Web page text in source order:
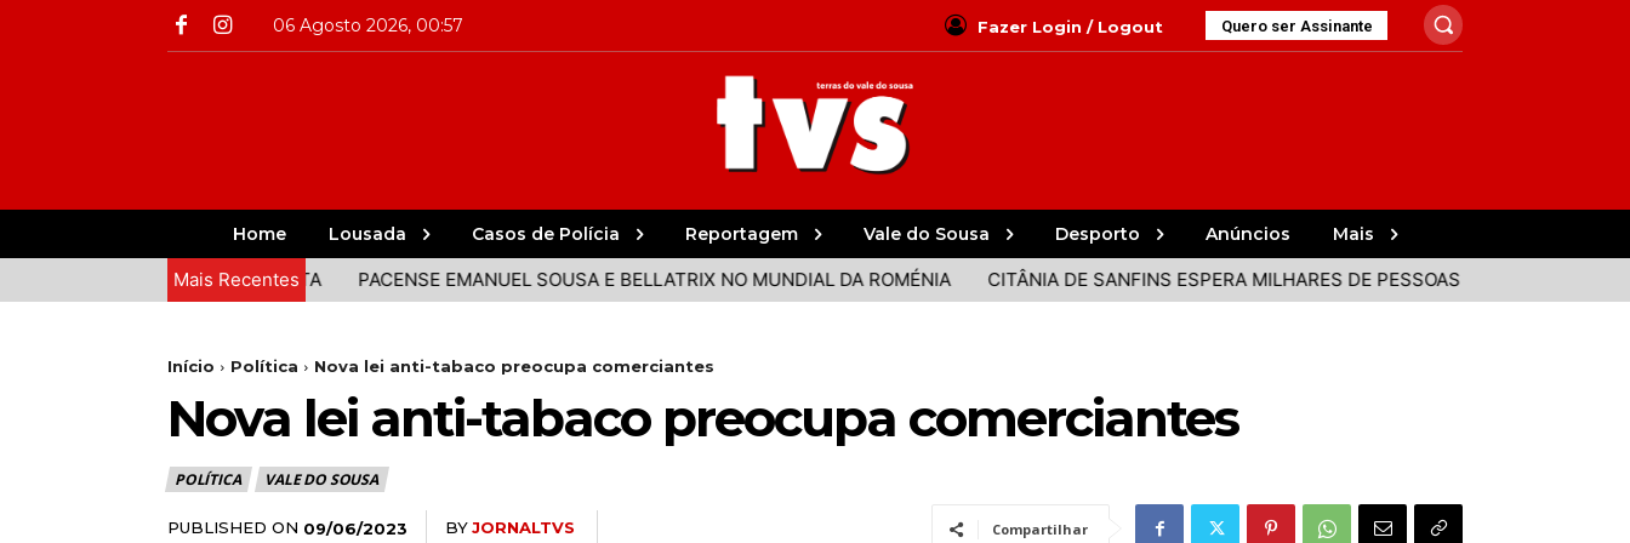
06 Agosto 2026, 00:57 Fazer Login / Logout Quero ser Assinante
Home Lousada Casos de Polícia Reportagem Vale do Sousa Desporto Anúncios Mais
Mais Recentes
NA VOLTA PACENSE EMANUEL SOUSA E BELLATRIX NO MUNDIAL DA ROMÉNIA CITÂNIA DE SANFINS ESPERA MILHARES DE PESSOAS EM DIA DE ECLIPSE SOLAR
Início Política Nova lei anti-tabaco preocupa comerciantes
Nova lei anti-tabaco preocupa comerciantes
POLÍTICA VALE DO SOUSA
PUBLISHED ON 09/06/2023 BYJORNALTVS Compartilhar